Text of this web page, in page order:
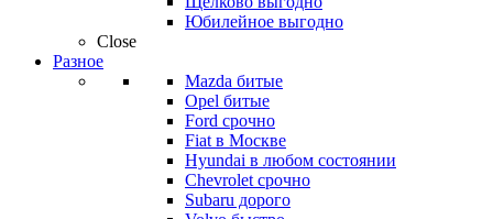
Юбилейное выгодно
Close
Разное
Mazda битые
Opel битые
Ford срочно
Fiat в Москве
Hyundai в любом состоянии
Chevrolet срочно
Subaru дорого